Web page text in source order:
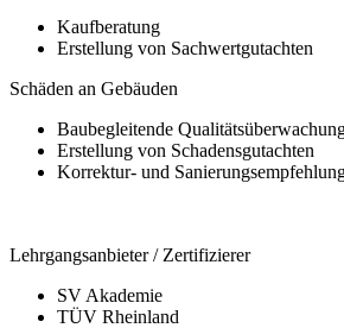
Kaufberatung
Erstellung von Sachwertgutachten
Schäden an Gebäuden
Baubegleitende
Erstellung von Schadensgutachten
Korrektur- und
Lehrgangsanbieter / Zertifizierer
SV Akademie
TÜV Rheinland